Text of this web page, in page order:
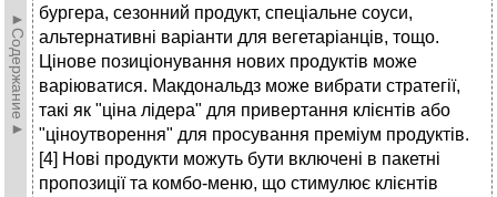
►Содержание►
бургера, сезонний продукт, спеціальне соуси,
альтернативні варіанти для вегетаріанців, тощо.
Цінове позиціонування нових продуктів може
варіюватися. Макдональдз може вибрати стратегії,
такі як "ціна лідера" для привертання клієнтів або
"ціноутворення" для просування преміум продуктів.
[4] Нові продукти можуть бути включені в пакетні
пропозиції та комбо-меню, що стимулює клієнтів